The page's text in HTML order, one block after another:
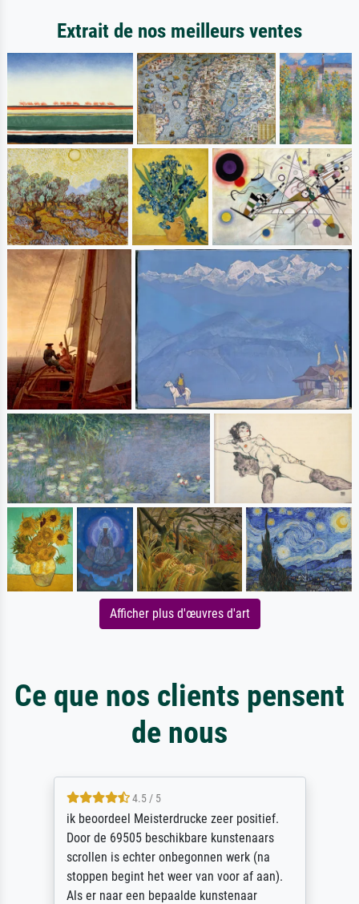
Extrait de nos meilleurs ventes
Afficher plus d'œuvres d'art
Ce que nos clients pensent
de nous
4.5 / 5
ik beoordeel Meisterdrucke zeer positief.
Door de 69505 beschikbare kunstenaars
scrollen is echter onbegonnen werk (na
stoppen begint het weer van voor af aan).
Als er naar een bepaalde kunstenaar